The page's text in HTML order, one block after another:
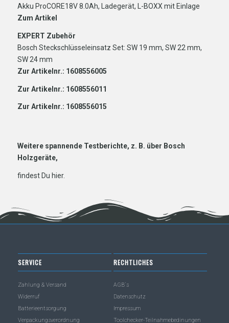
Akku ProCORE18V 8.0Ah, Ladegerät, L-BOXX mit Einlage
Zum Artikel
EXPERT Zubehör
Bosch Steckschlüsseleinsatz Set: SW 19 mm, SW 22 mm,
SW 24 mm
Zur Artikelnr.: 1608556005
Zur Artikelnr.: 1608556011
Zur Artikelnr.: 1608556015
Weitere spannende Testberichte, z. B. über Bosch
Holzgeräte,
findest Du hier.
SERVICE
Zahlung & Versand
Widerruf
Batterieentsorgung
Verpackungsverordnung
RECHTLICHES
AGB´s
Datenschutz
Impressum
Toolchecker-Teilnahmebedinungen